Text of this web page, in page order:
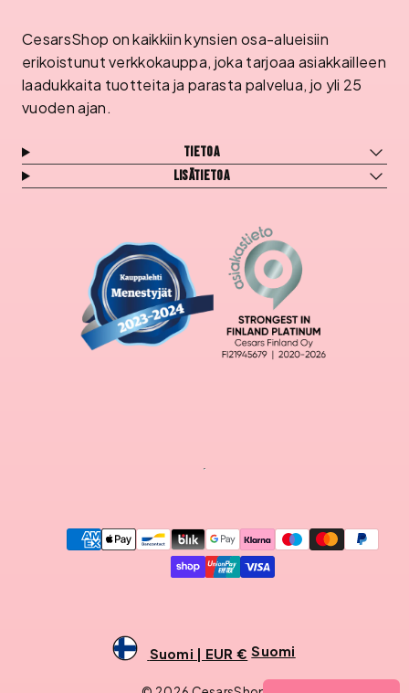
CesarsShop on kaikkiin kynsien osa-alueisiin
erikoistunut verkkokauppa, joka tarjoaa asiakkailleen
laadukkaita tuotteita ja parasta palvelua, jo yli 25
vuoden ajan.
Tietoa
Lisätietoa
Maksutavat
Suomi | EUR € Suomi